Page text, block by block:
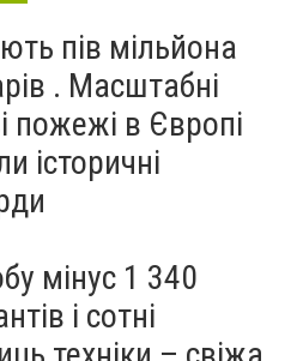
пів мільйона
. Масштабні
пожежі в Європі
історичні
мінус 1 340
і сотні